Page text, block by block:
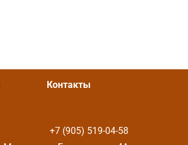
Контакты
+7 (905) 519-04-58